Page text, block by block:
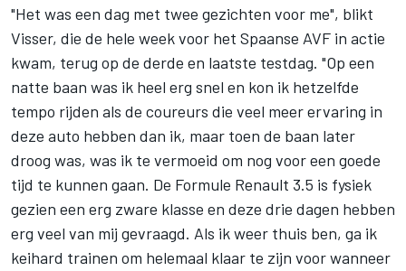
"Het was een dag met twee gezichten voor me", blikt
Visser, die de hele week voor het Spaanse AVF in actie
kwam, terug op de derde en laatste testdag. "Op een
natte baan was ik heel erg snel en kon ik hetzelfde
tempo rijden als de coureurs die veel meer ervaring in
deze auto hebben dan ik, maar toen de baan later
droog was, was ik te vermoeid om nog voor een goede
tijd te kunnen gaan. De Formule Renault 3.5 is fysiek
gezien een erg zware klasse en deze drie dagen hebben
erg veel van mij gevraagd. Als ik weer thuis ben, ga ik
keihard trainen om helemaal klaar te zijn voor wanneer